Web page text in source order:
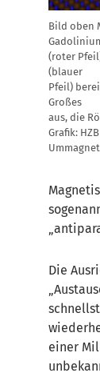
Bild oben
(roter
(blauer
Pfeil)
Großes
aus, die
Grafik:
Die
einer